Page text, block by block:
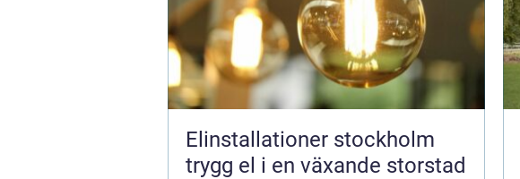
Elinstallationer stockholm
trygg el i en växande storstad